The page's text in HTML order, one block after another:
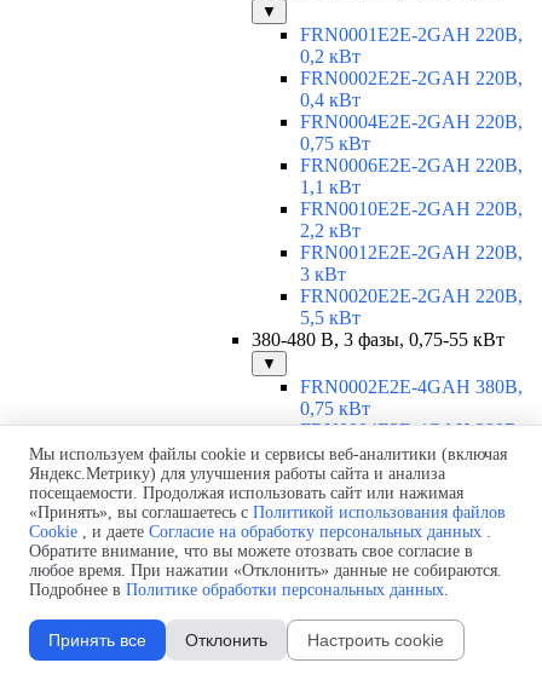
▼
FRN0001E2E-2GAH 220В,
0,2 кВт
FRN0002E2E-2GAH 220В,
0,4 кВт
FRN0004E2E-2GAH 220В,
0,75 кВт
FRN0006E2E-2GAH 220В,
1,1 кВт
FRN0010E2E-2GAH 220В,
2,2 кВт
FRN0012E2E-2GAH 220В,
3 кВт
FRN0020E2E-2GAH 220В,
5,5 кВт
380-480 В, 3 фазы, 0,75-55 кВт
▼
FRN0002E2E-4GAH 380В,
0,75 кВт
FRN0004E2E-4GAH 380В,
1,5 кВт
FRN0006E2E-4GAH 380В,
2,2 кВт
FRN0007E2E-4GAH 380В,
3 кВт
FRN0012E2E-4GAH 380В,
5,5 кВт
FRN0022E2E-4EH 380В, 11
кВт
FRN0029E2E-4EH 380В, 15
Мы используем файлы cookie и сервисы веб-аналитики (включая
Яндекс.Метрику) для улучшения работы сайта и анализа
посещаемости. Продолжая использовать сайт или нажимая
«Принять», вы соглашаетесь с Политикой использования файлов
Cookie , и даете Согласие на обработку персональных данных .
Обратите внимание, что вы можете отозвать свое согласие в
любое время. При нажатии «Отклонить» данные не собираются.
Подробнее в Политике обработки персональных данных.
Принять все Отклонить Настроить cookie